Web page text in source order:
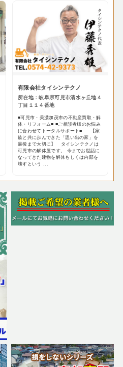
有限会社タイシンテクノ
所在地：岐阜県可児市清水ヶ丘地４
丁目１１４番地
■可児市・美濃加茂市の不動産買取・解
体・リフォーム■ ■ご相談者様のお悩み
に合わせてトータルサポート■ 【家
族と共に歩んできた「思い出の家」を
最後まで大切に】 タイシンテクノは
可児市の解体屋です。 今までお世話に
なってきた建物を解体もしくは内部を
壊すという ...